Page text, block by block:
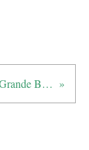
2016 Une bonne journée à la Grande Bastide